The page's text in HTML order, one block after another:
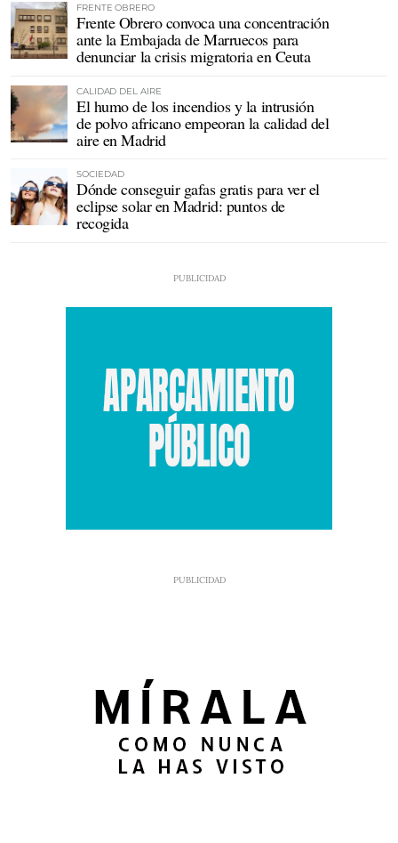
FRENTE OBRERO
Frente Obrero convoca una concentración
ante la Embajada de Marruecos para
denunciar la crisis migratoria en Ceuta
CALIDAD DEL AIRE
El humo de los incendios y la intrusión
de polvo africano empeoran la calidad del
aire en Madrid
SOCIEDAD
Dónde conseguir gafas gratis para ver el
eclipse solar en Madrid: puntos de
recogida